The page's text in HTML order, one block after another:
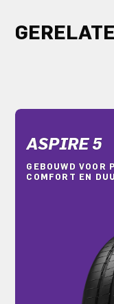
ASPIRE 5
GEBOUWD
COMFORT EN